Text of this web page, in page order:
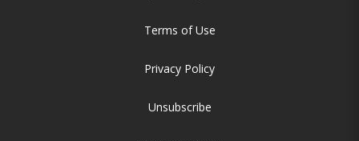
Terms of Use
Privacy Policy
Unsubscribe